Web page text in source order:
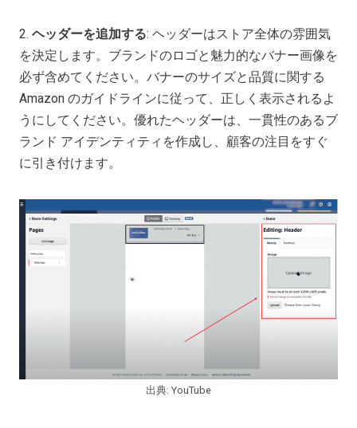
2. ヘッダーを追加する: ヘッダーはストア全体の雰囲気
を決定します。ブランドのロゴと魅力的なバナー画像を
必ず含めてください。バナーのサイズと品質に関する
Amazon のガイドラインに従って、正しく表示されるよ
うにしてください。優れたヘッダーは、一貫性のあるブ
ランド アイデンティティを作成し、顧客の注目をすぐ
に引き付けます。
出典: YouTube